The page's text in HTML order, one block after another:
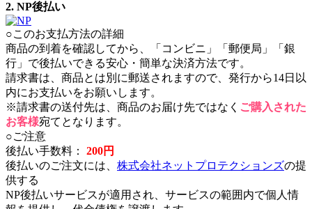
2. NP後払い
○このお支払方法の詳細
商品の到着を確認してから、「コンビニ」「郵便局」「銀
行」で後払いできる安心・簡単な決済方法です。
請求書は、商品とは別に郵送されますので、発行から14日以
内にお支払いをお願いします。
※請求書の送付先は、商品のお届け先ではなく ご購入された
お客様宛てとなります。
○ご注意
後払い手数料：
200円
後払いのご注文には、 株式会社ネットプロテクションズの提
供する
NP後払いサービスが適用され、サービスの範囲内で個人情